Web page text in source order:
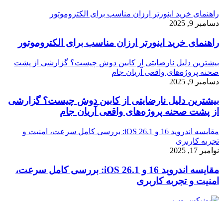
راهنمای خرید اینورتر ارزان مناسب برای الکتروموتور
دسامبر 9, 2025
راهنمای خرید اینورتر ارزان مناسب برای الکتروموتور
بیشترین دلیل نارضایتی از کابین دوش چیست؟ گزارشی از پشت
صحنه پروژه‌های واقعی آریان جام
دسامبر 9, 2025
بیشترین دلیل نارضایتی از کابین دوش چیست؟ گزارشی
از پشت صحنه پروژه‌های واقعی آریان جام
مقایسه اندروید 16 و iOS 26.1: بررسی کامل سرعت، امنیت و
تجربه کاربری
نوامبر 17, 2025
مقایسه اندروید 16 و iOS 26.1: بررسی کامل سرعت،
امنیت و تجربه کاربری